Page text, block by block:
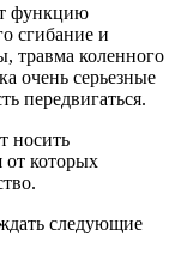
функцию
сгибание и
травма коленного
очень серьезные
передвигаться.
носить
от которых
следующие